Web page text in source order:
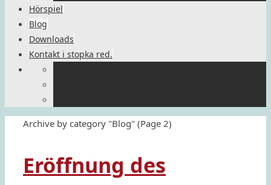
Hörspiel
Blog
Downloads
Kontakt i stopka red.
Home
Archive by category "Blog" (Page 2)
Eröffnung des